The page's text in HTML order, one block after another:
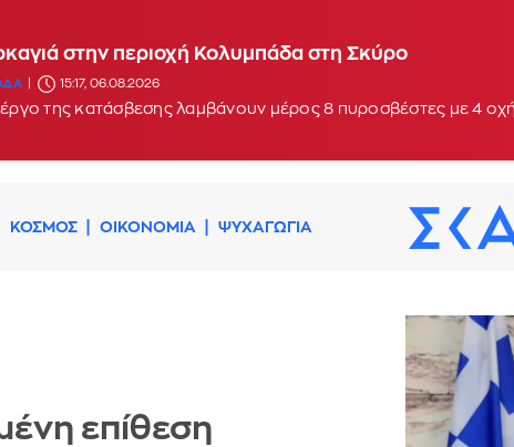
στην περιοχή Κολυμπάδα στη Σκύρο
15:17, 06.08.2026
της κατάσβεσης λαμβάνουν μέρος 8 πυροσβέστες με 4
ΚΟΣΜΟΣ ΟΙΚΟΝΟΜΙΑ ΨΥΧΑΓΩΓΙΑ
επίθεση